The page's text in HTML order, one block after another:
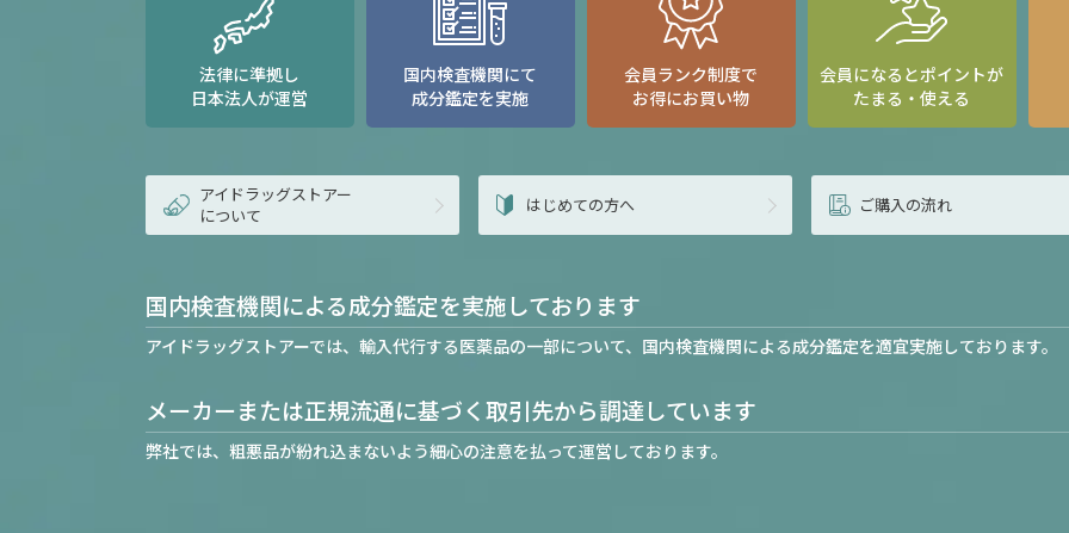
法律に準拠し
日本法人が運営
国内検査機関にて
成分鑑定を実施
会員ランク制度で
お得にお買い物
会員になるとポイントが
たまる・使える
アイドラッグストアー
について
はじめての方へ ご購入の流れ
国内検査機関による成分鑑定を実施しております
アイドラッグストアーでは、輸入代行する医薬品の一部について、国内検査機関による成分鑑定を適宜実施しております。
メーカーまたは正規流通に基づく取引先から調達しています
弊社では、粗悪品が紛れ込まないよう細心の注意を払って運営しております。